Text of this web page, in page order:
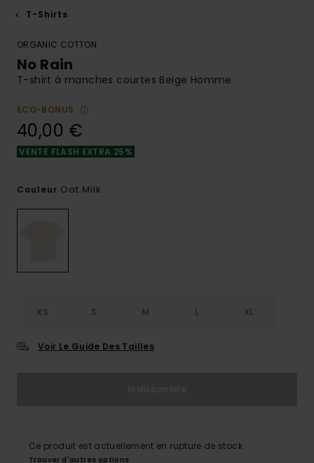
T-Shirts
ORGANIC COTTON
No Rain
T-shirt à manches courtes Beige Homme
ECO-BONUS
40,00 €
VENTE FLASH EXTRA 25%
Couleur Oat Milk
XS S M L XL
Voir Le Guide Des Tailles
Ce produit est actuellement en rupture de stock.
Trouver d'autres options